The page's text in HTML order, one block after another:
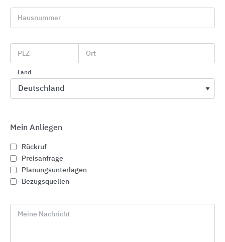
WICONA
Hausnummer
PLZ Ort
Land
Mein Anliegen
Rückruf
Preisanfrage
Planungsunterlagen
Bezugsquellen
Meine Nachricht